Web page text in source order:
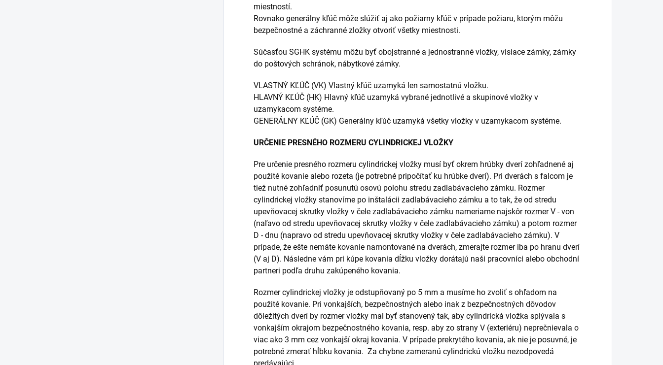
miestností.
Rovnako generálny kľúč môže slúžiť aj ako požiarny kľúč v prípade požiaru, ktorým môžu
bezpečnostné a záchranné zložky otvoriť všetky miestnosti.
Súčasťou SGHK systému môžu byť obojstranné a jednostranné vložky, visiace zámky, zámky
do poštových schránok, nábytkové zámky.
VLASTNÝ KĽÚČ (VK) Vlastný kľúč uzamyká len samostatnú vložku.
HLAVNÝ KĽÚČ (HK) Hlavný kľúč uzamyká vybrané jednotlivé a skupinové vložky v
uzamykacom systéme.
GENERÁLNY KĽÚČ (GK) Generálny kľúč uzamyká všetky vložky v uzamykacom systéme.
URČENIE PRESNÉHO ROZMERU CYLINDRICKEJ VLOŽKY
Pre určenie presného rozmeru cylindrickej vložky musí byť okrem hrúbky dverí zohľadnené aj
použité kovanie alebo rozeta (je potrebné pripočítať ku hrúbke dverí). Pri dverách s falcom je
tiež nutné zohľadniť posunutú osovú polohu stredu zadlabávacieho zámku. Rozmer
cylindrickej vložky stanovíme po inštalácii zadlabávacieho zámku a to tak, že od stredu
upevňovacej skrutky vložky v čele zadlabávacieho zámku nameriame najskôr rozmer V - von
(naľavo od stredu upevňovacej skrutky vložky v čele zadlabávacieho zámku) a potom rozmer
D - dnu (napravo od stredu upevňovacej skrutky vložky v čele zadlabávacieho zámku). V
prípade, že ešte nemáte kovanie namontované na dverách, zmerajte rozmer iba po hranu dverí
(V aj D). Následne vám pri kúpe kovania dĺžku vložky dorátajú naši pracovníci alebo obchodní
partneri podľa druhu zakúpeného kovania.
Rozmer cylindrickej vložky je odstupňovaný po 5 mm a musíme ho zvoliť s ohľadom na
použité kovanie. Pri vonkajších, bezpečnostných alebo inak z bezpečnostných dôvodov
dôležitých dverí by rozmer vložky mal byť stanovený tak, aby cylindrická vložka splývala s
vonkajším okrajom bezpečnostného kovania, resp. aby zo strany V (exteriéru) neprečnievala o
viac ako 3 mm cez vonkajší okraj kovania. V prípade prekrytého kovania, ak nie je posuvné, je
potrebné zmerať hĺbku kovania. Za chybne zameranú cylindrickú vložku nezodpovedá